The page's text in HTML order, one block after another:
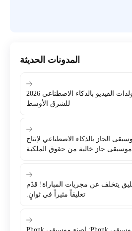
المدونات الحديثة
أفضل مولدات الفيديو بالذكاء الاصطناعي 2026
للشرق الأوسط
الجاز بالذكاء الاصطناعي لإنتاج
موسيقى جاز خالية من حقوق الملكية
يتخلف عن مجريات المباراة! قدّم
تعليقاً مثيراً في ثوانٍ.